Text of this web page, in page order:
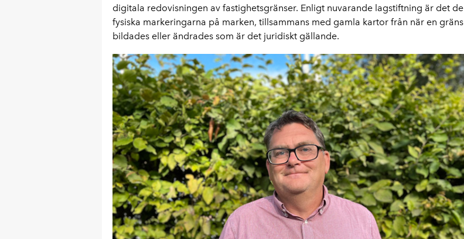
digitala redovisningen av fastighetsgränser. Enligt nuvarande lagstiftning är det de
fysiska markeringarna på marken, tillsammans med gamla kartor från när en gräns
bildades eller ändrades som är det juridiskt gällande.